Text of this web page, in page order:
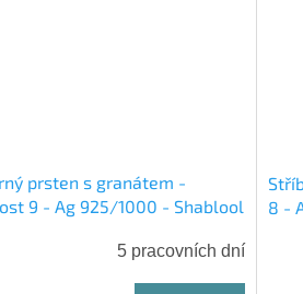
prsten s granátem -
9 - Ag 925/1000 - Shablool
5 pracovních dní
8 -